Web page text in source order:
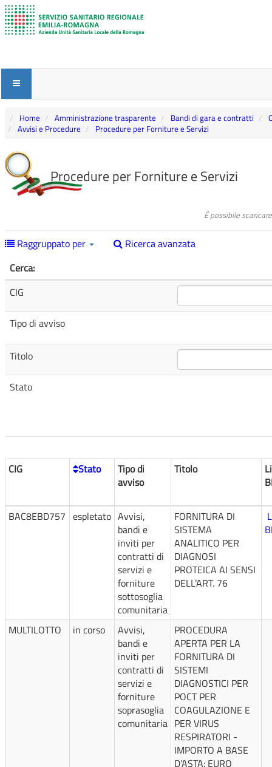
Home Amministrazione trasparente Bandi di gara e contratti
Avvisi e Procedure
Procedure per Forniture e Servizi
Procedure per Forniture e Servizi
È possibile
Raggruppato per
Ricerca avanzata
Cerca:
CIG
Tipo di avviso
Titolo
Stato
CIG Stato
Tipo di
avviso
Titolo
BAC8EBD757 espletato Avvisi,
bandi e
inviti per
contratti di
servizi e
forniture
sottosoglia
comunitaria
FORNITURA DI
SISTEMA
ANALITICO PER
DIAGNOSI
PROTEICA AI SENSI
DELL’ART. 76
MULTILOTTO in corso
Avvisi,
bandi e
inviti per
contratti di
servizi e
forniture
soprasoglia
comunitaria
PROCEDURA
APERTA PER LA
FORNITURA DI
SISTEMI
DIAGNOSTICI PER
POCT PER
COAGULAZIONE E
PER VIRUS
RESPIRATORI -
IMPORTO A BASE
D’ASTA: EURO